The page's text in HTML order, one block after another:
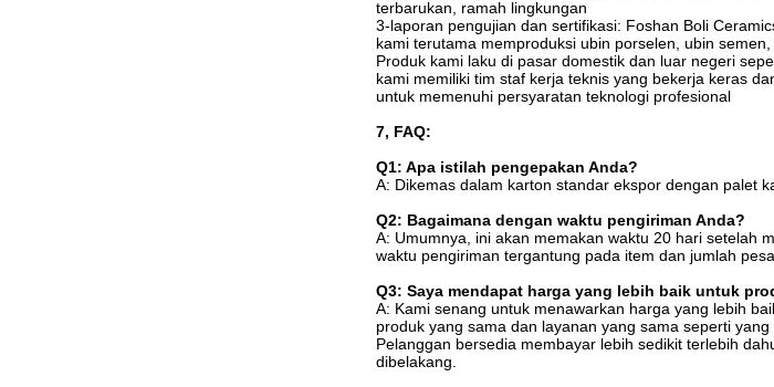
terbarukan, ramah lingkungan
3-laporan pengujian dan sertifikasi: Foshan Boli
kami terutama memproduksi ubin porselen, ubin
Produk kami laku di pasar domestik dan luar negeri
kami memiliki tim staf kerja teknis yang bekerja keras
untuk memenuhi persyaratan teknologi profesional
7, FAQ:
Q1: Apa istilah pengepakan Anda?
A: Dikemas dalam karton standar ekspor dengan palet
Q2: Bagaimana dengan waktu pengiriman Anda?
A: Umumnya, ini akan memakan waktu 20 hari setelah
waktu pengiriman tergantung pada item dan jumlah
Q3: Saya mendapat harga yang lebih baik untuk
A: Kami senang untuk menawarkan harga yang lebih
produk yang sama dan layanan yang sama seperti
Pelanggan bersedia membayar lebih sedikit terlebih
dibelakang.